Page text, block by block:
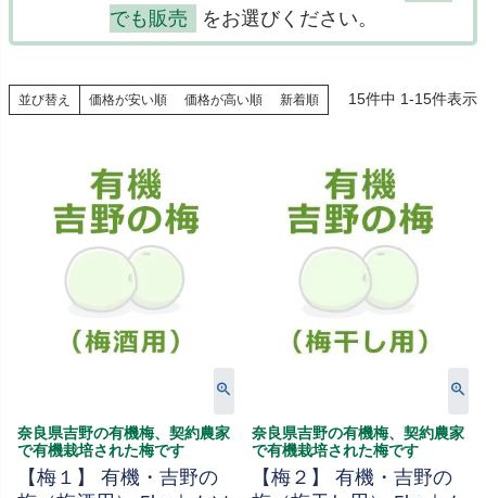
でも販売
をお選びください。
並び替え 価格が安い順 価格が高い順 新着順 15件中 1-15件表示
奈良県吉野の有機梅、契約農家
で有機栽培された梅です
【梅１】 有機・吉野の
奈良県吉野の有機梅、契約農家
で有機栽培された梅です
【梅２】 有機・吉野の